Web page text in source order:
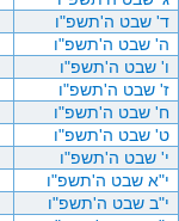
ד' שבט ה'תשפ"ו
ה' שבט ה'תשפ"ו
ו' שבט ה'תשפ"ו
ז' שבט ה'תשפ"ו
ח' שבט ה'תשפ"ו
ט' שבט ה'תשפ"ו
י' שבט ה'תשפ"ו
י"א שבט ה'תשפ"ו
י"ב שבט ה'תשפ"ו